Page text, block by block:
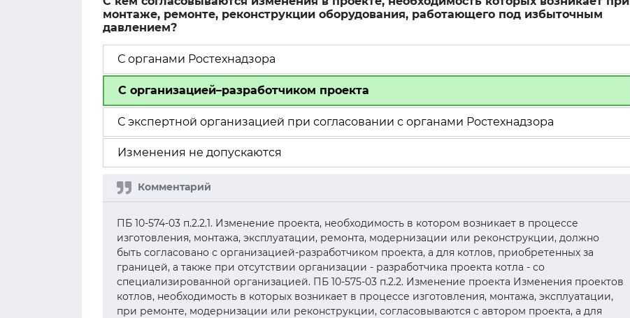
монтаже, ремонте, реконструкции оборудования, работающего под избыточным
давлением?
С органами Ростехнадзора
С организацией–разработчиком проекта
С экспертной организацией при согласовании с органами Ростехнадзора
Изменения не допускаются
ПБ 10-574-03 п.2.2.1. Изменение проекта, необходимость в котором возникает в процессе
изготовления, монтажа, эксплуатации, ремонта, модернизации или реконструкции, должно
быть согласовано с организацией-разработчиком проекта, а для котлов, приобретенных за
границей, а также при отсутствии организации - разработчика проекта котла - со
специализированной организацией. ПБ 10-575-03 п.2.2. Изменение проекта Изменения проектов
котлов, необходимость в которых возникает в процессе изготовления, монтажа, эксплуатации,
при ремонте, модернизации или реконструкции, согласовываются с автором проекта, а для